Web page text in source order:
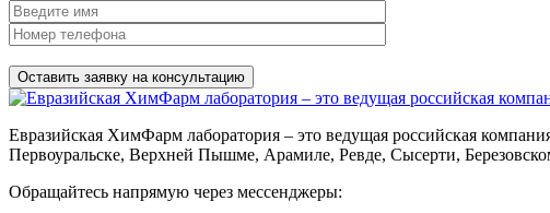
Евразийская ХимФарм лаборатория – это ведущая российская
Первоуральске, Верхней Пышме, Арамиле, Ревде, Сысерти,
Обращайтесь напрямую через мессенджеры: